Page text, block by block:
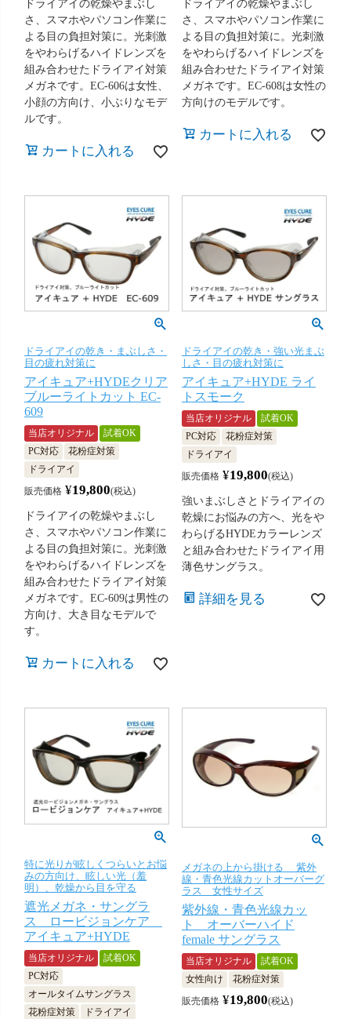
ドライアイの乾燥やまぶし
さ、スマホやパソコン作業に
よる目の負担対策に。光刺激
をやわらげるハイドレンズを
組み合わせたドライアイ対策
メガネです。EC-606は女性、
小顔の方向け、小ぶりなモデ
ルです。
カートに入れる
ドライアイの乾燥やまぶし
さ、スマホやパソコン作業に
よる目の負担対策に。光刺激
をやわらげるハイドレンズを
組み合わせたドライアイ対策
メガネです。EC-608は女性の
方向けのモデルです。
カートに入れる
ドライアイの乾き・まぶしさ・
目の疲れ対策に
アイキュア+HYDEクリア
ブルーライトカット EC-
609
当店オリジナル
試着OK
PC対応
花粉症対策
ドライアイ
販売価格 ¥19,800 税込
ドライアイの乾燥やまぶし
さ、スマホやパソコン作業に
よる目の負担対策に。光刺激
をやわらげるハイドレンズを
組み合わせたドライアイ対策
メガネです。EC-609は男性の
方向け、大き目なモデルで
す。
カートに入れる
ドライアイの乾き・強い光まぶ
しさ・目の疲れ対策に
アイキュア+HYDE ライ
トスモーク
当店オリジナル
試着OK
PC対応
花粉症対策
ドライアイ
販売価格 ¥19,800 税込
強いまぶしさとドライアイの
乾燥にお悩みの方へ、光をや
わらげるHYDEカラーレンズ
と組み合わせたドライアイ用
薄色サングラス。
詳細を見る
特に光りが眩しくつらいとお悩
みの方向け、眩しい光（羞
明）、乾燥から目を守る
遮光メガネ・サングラ
ス ロービジョンケア
アイキュア+HYDE
当店オリジナル
試着OK
PC対応
オールタイムサングラス
花粉症対策
ドライアイ
メガネの上から掛ける 紫外
線・青色光線カットオーバーグ
ラス 女性サイズ
紫外線・青色光線カッ
ト オーバーハイド
female サングラス
当店オリジナル
試着OK
女性向け
花粉症対策
販売価格 ¥19,800 税込